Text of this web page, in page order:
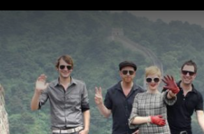
Klee
Home News Musik Videos